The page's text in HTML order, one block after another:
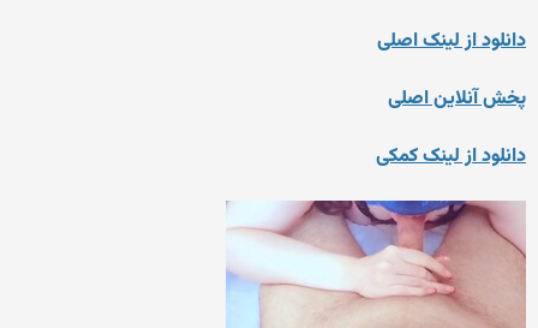
دانلود از لینک اصلی
پخش آنلاین اصلی
دانلود از لینک کمکی